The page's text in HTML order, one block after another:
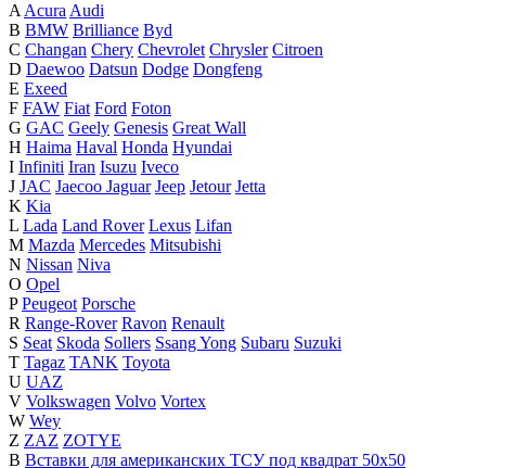
AAcuraAudi
B BMW Brilliance Byd
C Changan Chery Chevrolet Chrysler Citroen
D Daewoo Datsun Dodge Dongfeng
E Exeed
F FAW Fiat Ford Foton
G GAC Geely Genesis Great Wall
H Haima Haval Honda Hyundai
I Infiniti Iran Isuzu Iveco
J JAC Jaecoo Jaguar Jeep Jetour Jetta
K Kia
L Lada Land Rover Lexus Lifan
M Mazda Mercedes Mitsubishi
N Nissan Niva
O Opel
P Peugeot Porsche
R Range-Rover Ravon Renault
S Seat Skoda Sollers Ssang Yong Subaru Suzuki
T Tagaz TANK Toyota
U UAZ
V Volkswagen Volvo Vortex
W Wey
Z ZAZ ZOTYE
В Вставки для американских ТСУ под квадрат 50х50